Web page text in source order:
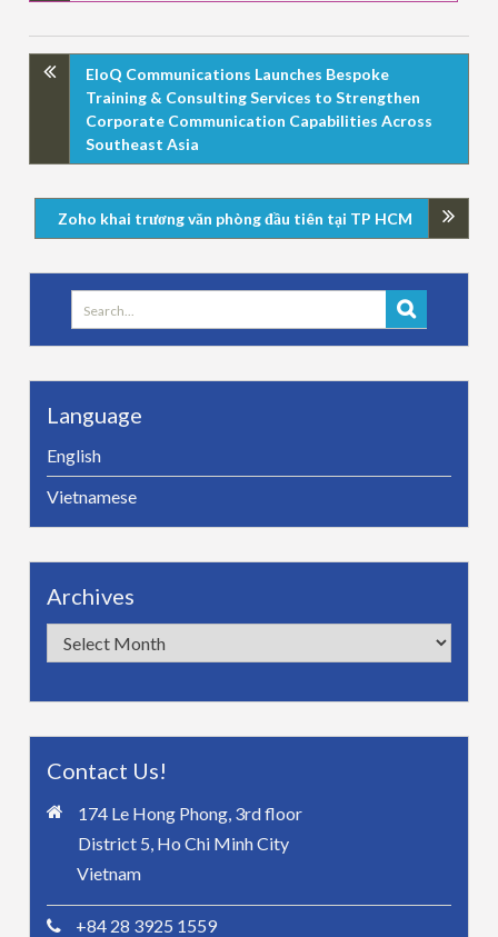
EloQ Communications Launches Bespoke
Training & Consulting Services to Strengthen
Corporate Communication Capabilities Across
Southeast Asia
Zoho khai trương văn phòng đầu tiên tại TP HCM
Search
for:
Language
English
Vietnamese
Archives
Archives
Contact Us!
174 Le Hong Phong, 3rd floor
District 5, Ho Chi Minh City
Vietnam
+84 28 3925 1559